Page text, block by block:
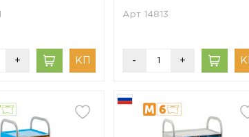
+
Арт 14813
- +